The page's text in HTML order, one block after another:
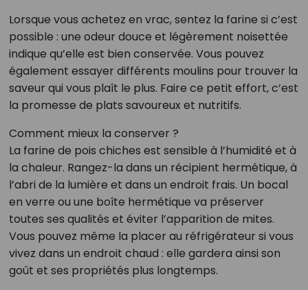
Lorsque vous achetez en vrac, sentez la farine si c’est
possible : une odeur douce et légèrement noisettée
indique qu’elle est bien conservée. Vous pouvez
également essayer différents moulins pour trouver la
saveur qui vous plaît le plus. Faire ce petit effort, c’est
la promesse de plats savoureux et nutritifs.
Comment mieux la conserver ?
La farine de pois chiches est sensible à l’humidité et à
la chaleur. Rangez-la dans un récipient hermétique, à
l’abri de la lumière et dans un endroit frais. Un bocal
en verre ou une boîte hermétique va préserver
toutes ses qualités et éviter l’apparition de mites.
Vous pouvez même la placer au réfrigérateur si vous
vivez dans un endroit chaud : elle gardera ainsi son
goût et ses propriétés plus longtemps.